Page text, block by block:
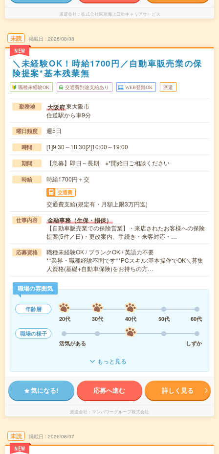
派遣会社 株式会社東京海上日動キャリアサービス
未読
NEW
掲載日 2026/08/08
＼未経験OK！時給1700円／自動車販売業の保
険提案*基本残業無
職種未経験OK 交通費別途支給あり WEB登録OK 派遣
勤務地 大阪府東大阪市
住道駅から車9分
曜日頻度 週5日
時間 [1]9:30～18:30[2]10:00～19:00
期間 【急募】即日～長期 ※*開始日ご相談ください
時給 時給1700円＋交
交通費
交通費支給(規定有・月額上限3万円迄)
仕事内容 金融事務（生保・損保）
【自動車販売業での保険営業】・来店されたお客様への保険
提案(5件／日)・更改案内、手続き・来客対応・…
応募資格
職種未経験OK / ブランクOK / 英語力不要
**業界・職種経験不問です**PCスキル:基本操作でOK＼募集
人資格(基礎+自動車保険)をお持ちの方…
職場の雰囲気
年齢層
20代
30代 40代 50代
60代
職場の様子
活気がある
しずか
もっと見る
気になる! 応募へ進む 詳しく見る
派遣会社 マンパワーグループ株式会社
未読
NEW
掲載日 2026/08/07